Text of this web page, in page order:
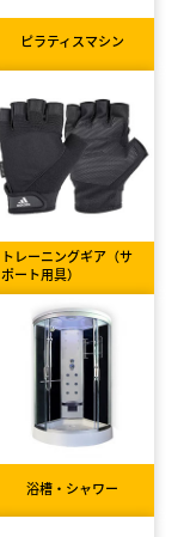
ピラティスマシン
トレーニングギア（サ
ポート用具）
浴槽・シャワー